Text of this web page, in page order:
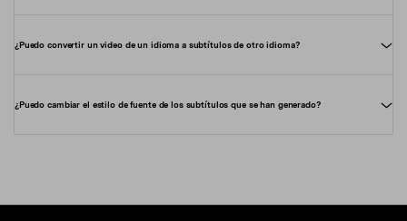
¿Puedo convertir un video de un idioma a subtítulos de otro idioma?
¿Puedo cambiar el estilo de fuente de los subtítulos que se han generado?